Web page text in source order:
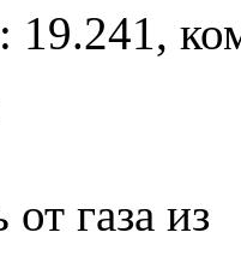
19.241,